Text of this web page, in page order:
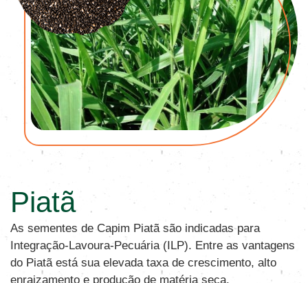
Piatã
As sementes de Capim Piatã são indicadas para
Integração-Lavoura-Pecuária (ILP). Entre as vantagens
do Piatã está sua elevada taxa de crescimento, alto
enraizamento e produção de matéria seca.